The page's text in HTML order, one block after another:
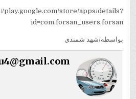
play.google.com/store/apps/details?
id=com.forsan_users.forsan
بواسطه/شهد شمندي